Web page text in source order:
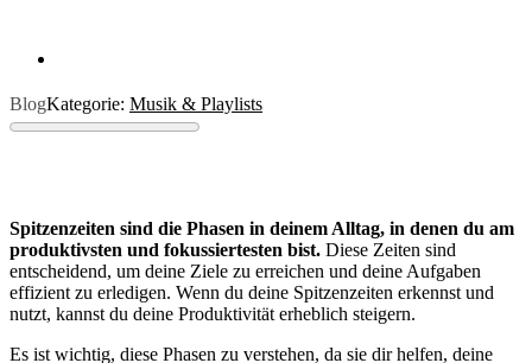
BlogKategorie: Musik & Playlists
Spitzenzeiten sind die Phasen in deinem Alltag, in denen du am
produktivsten und fokussiertesten bist. Diese Zeiten sind
entscheidend, um deine Ziele zu erreichen und deine Aufgaben
effizient zu erledigen. Wenn du deine Spitzenzeiten erkennst und
nutzt, kannst du deine Produktivität erheblich steigern.
Es ist wichtig, diese Phasen zu verstehen, da sie dir helfen, deine